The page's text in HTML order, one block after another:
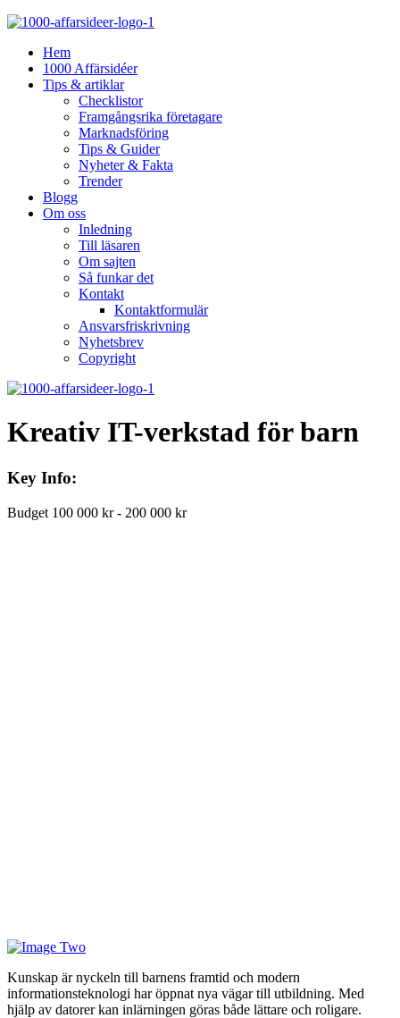
Hem
1000 Affärsidéer
Tips & artiklar
Checklistor
Framgångsrika företagare
Marknadsföring
Tips & Guider
Nyheter & Fakta
Trender
Blogg
Om oss
Inledning
Till läsaren
Om sajten
Så funkar det
Kontakt
Kontaktformulär
Ansvarsfriskrivning
Nyhetsbrev
Copyright
Kreativ IT-verkstad för barn
Key Info:
Budget 100 000 kr - 200 000 kr
Kunskap är nyckeln till barnens framtid och modern
informationsteknologi har öppnat nya vägar till utbildning. Med
hjälp av datorer kan inlärningen göras både lättare och roligare.